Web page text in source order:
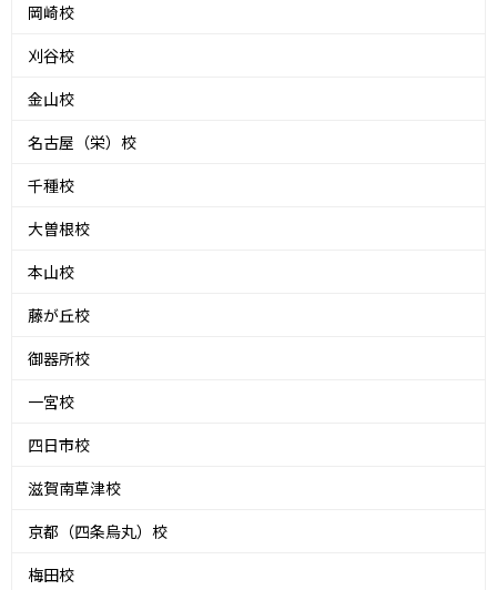
岡崎校
刈谷校
金山校
名古屋（栄）校
千種校
大曽根校
本山校
藤が丘校
御器所校
一宮校
四日市校
滋賀南草津校
京都（四条烏丸）校
梅田校